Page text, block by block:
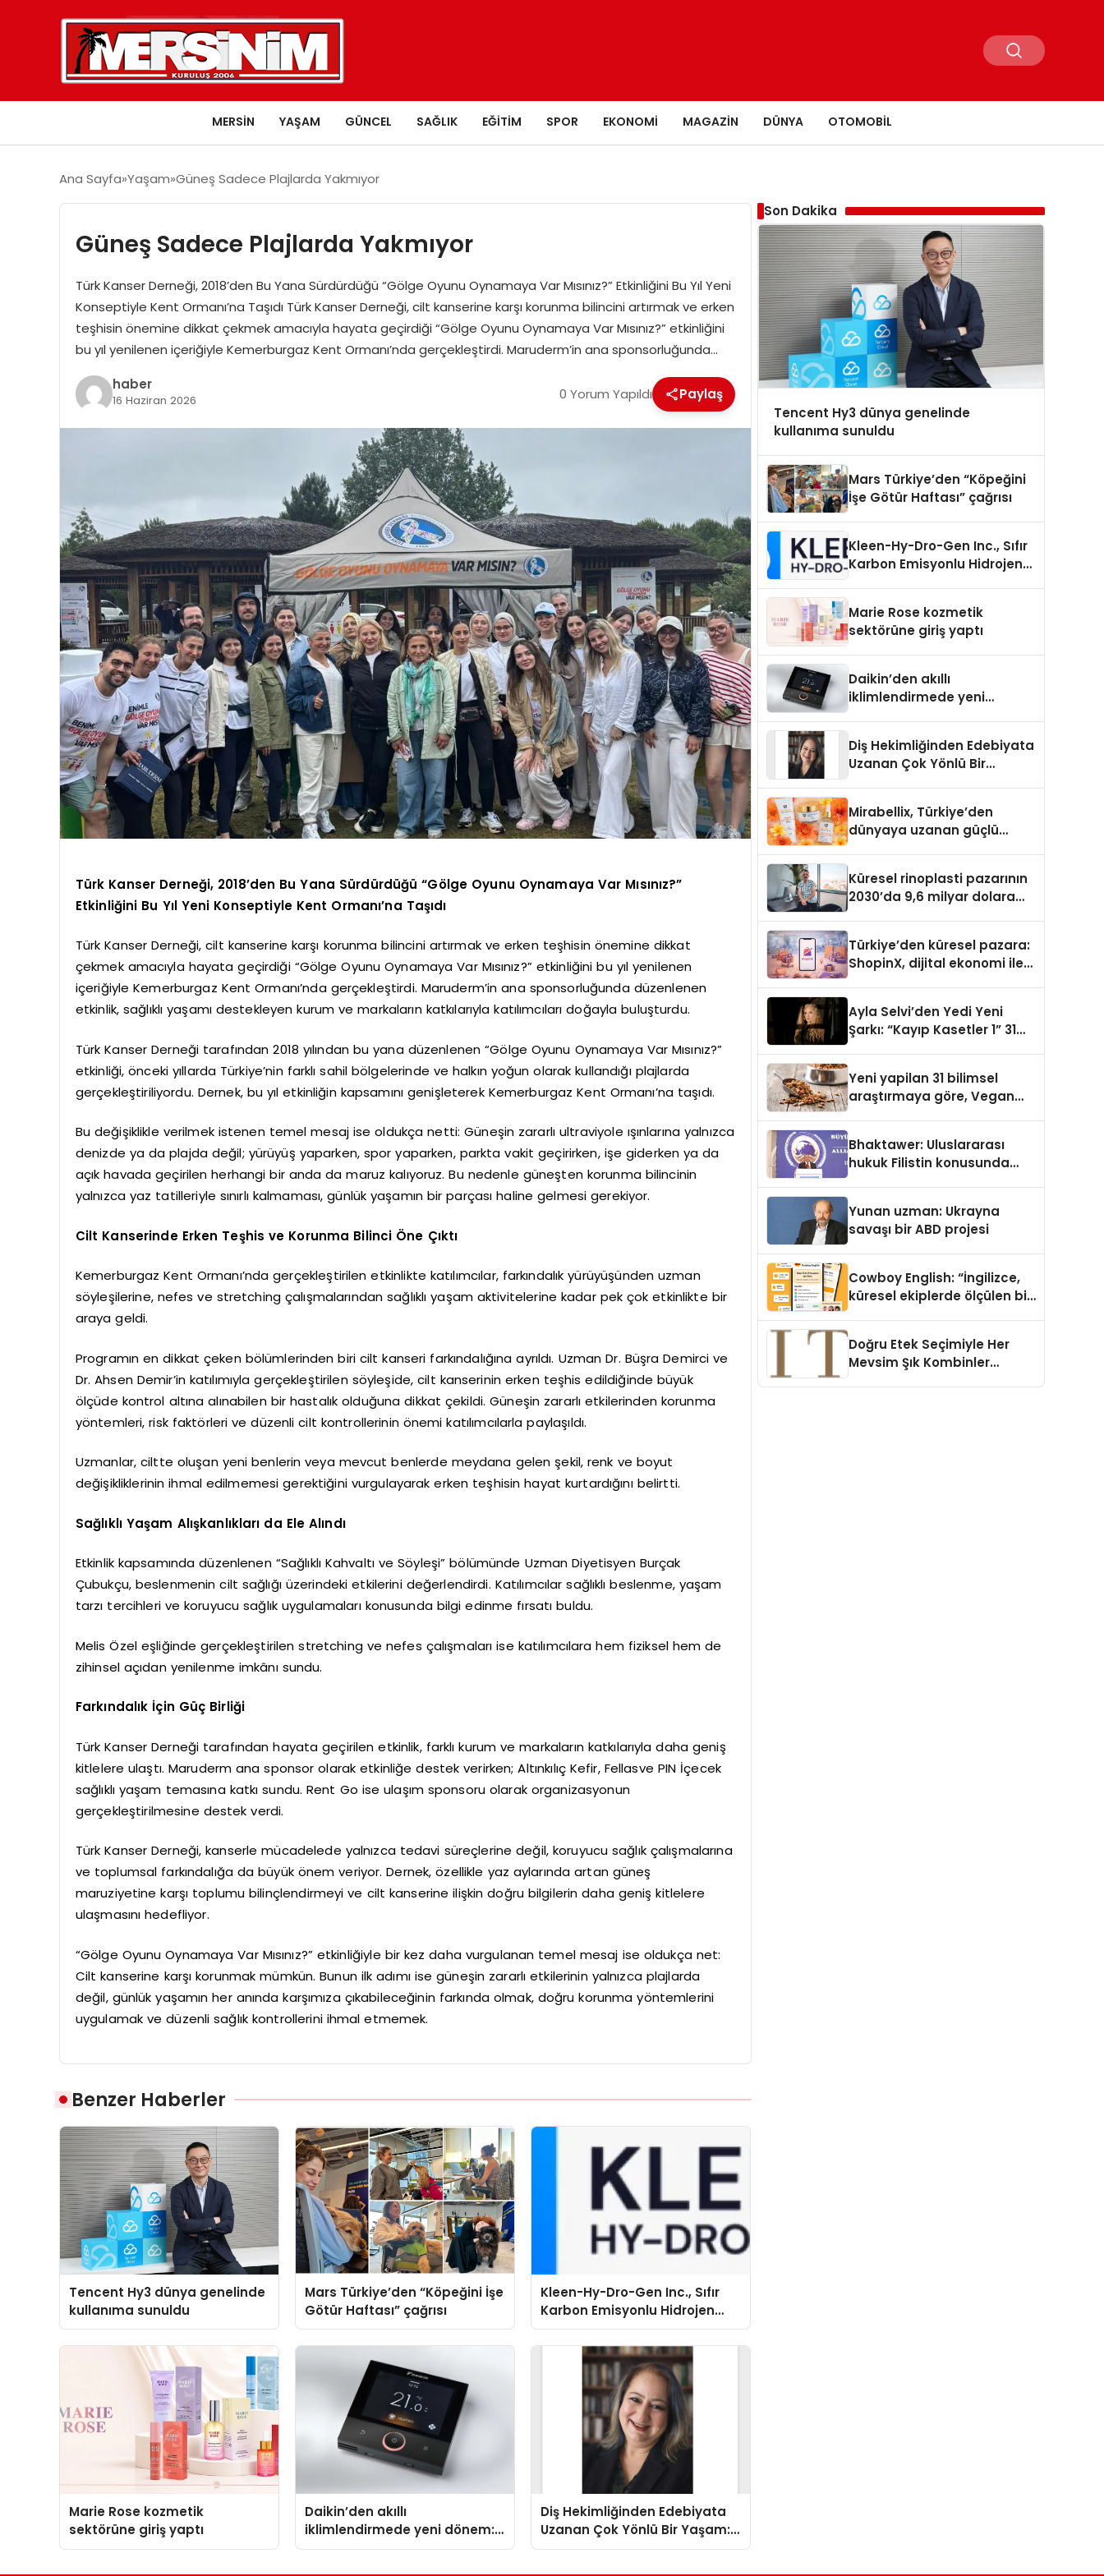
MERSIN YAŞAM GÜNCEL SAĞLIK EĞITIM SPOR EKONOMI MAGAZIN DÜNYA OTOMOBIL
Ana Sayfa Yaşam Güneş Sadece Plajlarda Yakmıyor
Güneş Sadece Plajlarda Yakmıyor
Türk Kanser Derneği, 2018’den Bu Yana Sürdürdüğü “Gölge Oyunu Oynamaya Var Mısınız?” Etkinliğini Bu Yıl Yeni
Konseptiyle Kent Ormanı’na Taşıdı Türk Kanser Derneği, cilt kanserine karşı korunma bilincini artırmak ve erken
teşhisin önemine dikkat çekmek amacıyla hayata geçirdiği “Gölge Oyunu Oynamaya Var Mısınız?” etkinliğini
bu yıl yenilenen içeriğiyle Kemerburgaz Kent Ormanı’nda gerçekleştirdi. Maruderm’in ana sponsorluğunda…
haber
16 Haziran 2026 0 Yorum Yapıldı Paylaş
Türk Kanser Derneği, 2018’den Bu Yana Sürdürdüğü “Gölge Oyunu Oynamaya Var Mısınız?”
Etkinliğini Bu Yıl Yeni Konseptiyle Kent Ormanı’na Taşıdı
Türk Kanser Derneği, cilt kanserine karşı korunma bilincini artırmak ve erken teşhisin önemine dikkat
çekmek amacıyla hayata geçirdiği “Gölge Oyunu Oynamaya Var Mısınız?” etkinliğini bu yıl yenilenen
içeriğiyle Kemerburgaz Kent Ormanı’nda gerçekleştirdi. Maruderm’in ana sponsorluğunda düzenlenen
etkinlik, sağlıklı yaşamı destekleyen kurum ve markaların katkılarıyla katılımcıları doğayla buluşturdu.
Türk Kanser Derneği tarafından 2018 yılından bu yana düzenlenen “Gölge Oyunu Oynamaya Var Mısınız?”
etkinliği, önceki yıllarda Türkiye’nin farklı sahil bölgelerinde ve halkın yoğun olarak kullandığı plajlarda
gerçekleştiriliyordu. Dernek, bu yıl etkinliğin kapsamını genişleterek Kemerburgaz Kent Ormanı’na taşıdı.
Bu değişiklikle verilmek istenen temel mesaj ise oldukça netti: Güneşin zararlı ultraviyole ışınlarına yalnızca
denizde ya da plajda değil; yürüyüş yaparken, spor yaparken, parkta vakit geçirirken, işe giderken ya da
açık havada geçirilen herhangi bir anda da maruz kalıyoruz. Bu nedenle güneşten korunma bilincinin
yalnızca yaz tatilleriyle sınırlı kalmaması, günlük yaşamın bir parçası haline gelmesi gerekiyor.
Cilt Kanserinde Erken Teşhis ve Korunma Bilinci Öne Çıktı
Kemerburgaz Kent Ormanı’nda gerçekleştirilen etkinlikte katılımcılar, farkındalık yürüyüşünden uzman
söyleşilerine, nefes ve stretching çalışmalarından sağlıklı yaşam aktivitelerine kadar pek çok etkinlikte bir
araya geldi.
Programın en dikkat çeken bölümlerinden biri cilt kanseri farkındalığına ayrıldı. Uzman Dr. Büşra Demirci ve
Dr. Ahsen Demir’in katılımıyla gerçekleştirilen söyleşide, cilt kanserinin erken teşhis edildiğinde büyük
ölçüde kontrol altına alınabilen bir hastalık olduğuna dikkat çekildi. Güneşin zararlı etkilerinden korunma
yöntemleri, risk faktörleri ve düzenli cilt kontrollerinin önemi katılımcılarla paylaşıldı.
Uzmanlar, ciltte oluşan yeni benlerin veya mevcut benlerde meydana gelen şekil, renk ve boyut
değişikliklerinin ihmal edilmemesi gerektiğini vurgulayarak erken teşhisin hayat kurtardığını belirtti.
Sağlıklı Yaşam Alışkanlıkları da Ele Alındı
Etkinlik kapsamında düzenlenen “Sağlıklı Kahvaltı ve Söyleşi” bölümünde Uzman Diyetisyen Burçak
Çubukçu, beslenmenin cilt sağlığı üzerindeki etkilerini değerlendirdi. Katılımcılar sağlıklı beslenme, yaşam
tarzı tercihleri ve koruyucu sağlık uygulamaları konusunda bilgi edinme fırsatı buldu.
Melis Özel eşliğinde gerçekleştirilen stretching ve nefes çalışmaları ise katılımcılara hem fiziksel hem de
zihinsel açıdan yenilenme imkânı sundu.
Farkındalık İçin Güç Birliği
Türk Kanser Derneği tarafından hayata geçirilen etkinlik, farklı kurum ve markaların katkılarıyla daha geniş
kitlelere ulaştı. Maruderm ana sponsor olarak etkinliğe destek verirken; Altınkılıç Kefir, Fellasve PIN İçecek
sağlıklı yaşam temasına katkı sundu. Rent Go ise ulaşım sponsoru olarak organizasyonun
gerçekleştirilmesine destek verdi.
Türk Kanser Derneği, kanserle mücadelede yalnızca tedavi süreçlerine değil, koruyucu sağlık çalışmalarına
ve toplumsal farkındalığa da büyük önem veriyor. Dernek, özellikle yaz aylarında artan güneş
maruziyetine karşı toplumu bilinçlendirmeyi ve cilt kanserine ilişkin doğru bilgilerin daha geniş kitlelere
ulaşmasını hedefliyor.
“Gölge Oyunu Oynamaya Var Mısınız?” etkinliğiyle bir kez daha vurgulanan temel mesaj ise oldukça net:
Cilt kanserine karşı korunmak mümkün. Bunun ilk adımı ise güneşin zararlı etkilerinin yalnızca plajlarda
değil, günlük yaşamın her anında karşımıza çıkabileceğinin farkında olmak, doğru korunma yöntemlerini
uygulamak ve düzenli sağlık kontrollerini ihmal etmemek.
Benzer Haberler
Tencent Hy3 dünya genelinde
kullanıma sunuldu
Mars Türkiye’den “Köpeğini İşe
Götür Haftası” çağrısı
Kleen-Hy-Dro-Gen Inc., Sıfır
Karbon Emisyonlu Hidrojen
Isıtma Teknolojisinde ISO ve
TSSA Düzenleyici Onaylarını
Marie Rose kozmetik
sektörüne giriş yaptı
Daikin’den akıllı
iklimlendirmede yeni dönem:
Madoka Plus Türkiye’de
Diş Hekimliğinden Edebiyata
Uzanan Çok Yönlü Bir Yaşam:
Yeşim Şahin Yaman
Son Dakika
Tencent Hy3 dünya genelinde
kullanıma sunuldu
Mars Türkiye’den “Köpeğini
İşe Götür Haftası” çağrısı
Kleen-Hy-Dro-Gen Inc., Sıfır
Karbon Emisyonlu Hidrojen
Aldı
Marie Rose kozmetik
sektörüne giriş yaptı
Daikin’den akıllı
iklimlendirmede yeni
Diş Hekimliğinden Edebiyata
Uzanan Çok Yönlü Bir
Mirabellix, Türkiye’den
dünyaya uzanan güçlü
Küresel rinoplasti pazarının
2030’da 9,6 milyar dolara
Türkiye’den küresel pazara:
ShopinX, dijital ekonomi ile
Ayla Selvi’den Yedi Yeni
Şarkı: “Kayıp Kasetler 1” 31
Yeni yapilan 31 bilimsel
araştırmaya göre, Vegan
Sindirildiğini Ortaya Koydu
Bhaktawer: Uluslararası
hukuk Filistin konusunda
Yunan uzman: Ukrayna
savaşı bir ABD projesi
Cowboy English: “İngilizce,
küresel ekiplerde ölçülen bir
Doğru Etek Seçimiyle Her
Mevsim Şık Kombinler